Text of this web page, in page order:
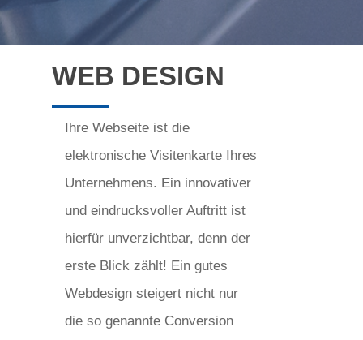
WEB DESIGN
Ihre Webseite ist die
elektronische Visitenkarte Ihres
Unternehmens. Ein innovativer
und eindrucksvoller Auftritt ist
hierfür unverzichtbar, denn der
erste Blick zählt! Ein gutes
Webdesign steigert nicht nur
die so genannte Conversion